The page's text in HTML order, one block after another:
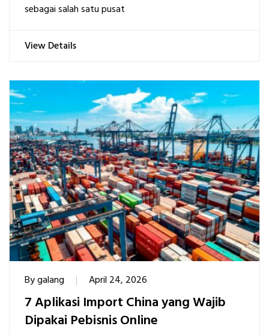
sebagai salah satu pusat
View Details
Bygalang April 24, 2026
7 Aplikasi Import China yang Wajib
Dipakai Pebisnis Online